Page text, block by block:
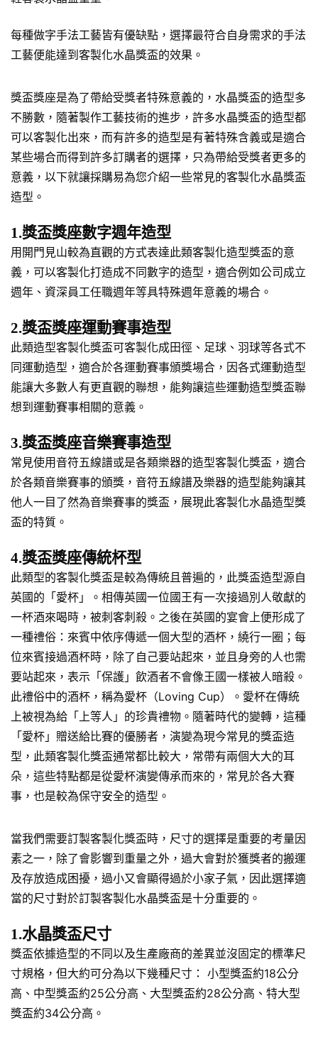
每種做字手法工藝皆有優缺點，選擇最符合自身需求的手法
工藝便能達到客製化水晶獎盃的效果。
獎盃獎座是為了帶給受獎者特殊意義的，水晶獎盃的造型多
不勝數，隨著製作工藝技術的進步，許多水晶獎盃的造型都
可以客製化出來，而有許多的造型是有著特殊含義或是適合
某些場合而得到許多訂購者的選擇，只為帶給受獎者更多的
意義，以下就讓採購易為您介紹一些常見的客製化水晶獎盃
造型。
1.獎盃獎座數字週年造型
用開門見山較為直觀的方式表達此類客製化造型獎盃的意
義，可以客製化打造成不同數字的造型，適合例如公司成立
週年、資深員工任職週年等具特殊週年意義的場合。
2.獎盃獎座運動賽事造型
此類造型客製化獎盃可客製化成田徑、足球、羽球等各式不
同運動造型，適合於各運動賽事頒獎場合，因各式運動造型
能讓大多數人有更直觀的聯想，能夠讓這些運動造型獎盃聯
想到運動賽事相關的意義。
3.獎盃獎座音樂賽事造型
常見使用音符五線譜或是各類樂器的造型客製化獎盃，適合
於各類音樂賽事的頒獎，音符五線譜及樂器的造型能夠讓其
他人一目了然為音樂賽事的獎盃，展現此客製化水晶造型獎
盃的特質。
4.獎盃獎座傳統杯型
此類型的客製化獎盃是較為傳統且普遍的，此獎盃造型源自
英國的「愛杯」。相傳英國一位國王有一次接過別人敬獻的
一杯酒來喝時，被刺客刺殺。之後在英國的宴會上便形成了
一種禮俗：來賓中依序傳遞一個大型的酒杯，繞行一圈；每
位來賓接過酒杯時，除了自己要站起來，並且身旁的人也需
要站起來，表示「保護」飲酒者不會像王國一樣被人暗殺。
此禮俗中的酒杯，稱為愛杯（Loving Cup）。愛杯在傳統
上被視為給「上等人」的珍貴禮物。隨著時代的變轉，這種
「愛杯」贈送給比賽的優勝者，演變為現今常見的獎盃造
型，此類客製化獎盃通常都比較大，常帶有兩個大大的耳
朵，這些特點都是從愛杯演變傳承而來的，常見於各大賽
事，也是較為保守安全的造型。
當我們需要訂製客製化獎盃時，尺寸的選擇是重要的考量因
素之一，除了會影響到重量之外，過大會對於獲獎者的搬運
及存放造成困擾，過小又會顯得過於小家子氣，因此選擇適
當的尺寸對於訂製客製化水晶獎盃是十分重要的。
1.水晶獎盃尺寸
獎盃依據造型的不同以及生產廠商的差異並沒固定的標準尺
寸規格，但大約可分為以下幾種尺寸： 小型獎盃約18公分
高、中型獎盃約25公分高、大型獎盃約28公分高、特大型
獎盃約34公分高。